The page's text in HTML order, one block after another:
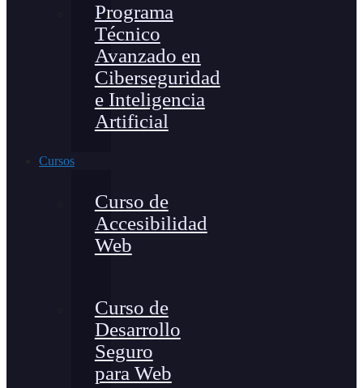
Programa
Técnico
Avanzado en
Ciberseguridad
e Inteligencia
Artificial
Cursos
Curso de
Accesibilidad
Web
Curso de
Desarrollo
Seguro
para Web